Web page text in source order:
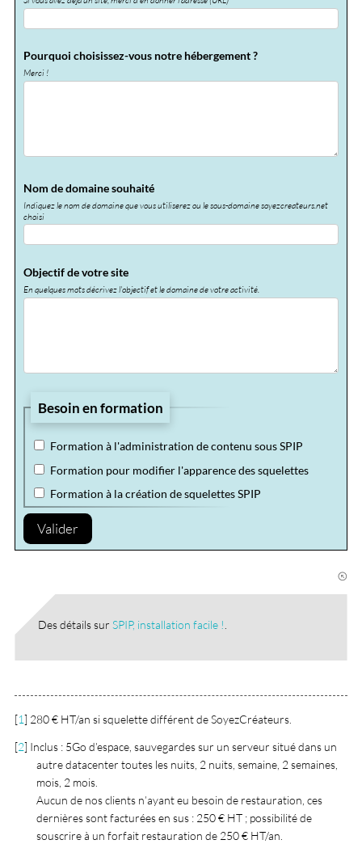
Pourquoi choisissez-vous notre hébergement ?
Merci !
Nom de domaine souhaité
Indiquez le nom de domaine que vous utiliserez ou le sous-domaine soyezcreateurs.net
choisi
Objectif de votre site
En quelques mots décrivez l'objectif et le domaine de votre activité.
Besoin en formation
Formation à l'administration de contenu sous SPIP
Formation pour modifier l'apparence des squelettes
Formation à la création de squelettes SPIP
Valider
Des détails sur SPIP, installation facile !
[1] 280 € HT/an si squelette différent de SoyezCréateurs.
[2] Inclus : 5Go d’espace, sauvegardes sur un serveur situé dans un
autre datacenter toutes les nuits, 2 nuits, semaine, 2 semaines,
mois, 2 mois.
Aucun de nos clients n’ayant eu besoin de restauration, ces
dernières sont facturées en sus : 250 € HT ; possibilité de
souscrire à un forfait restauration de 250 € HT/an.